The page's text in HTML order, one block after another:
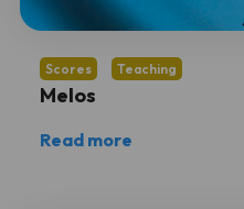
Melos
Scores Teaching
Read more